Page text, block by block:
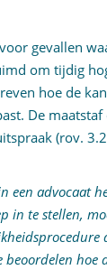
gevallen
om tijdig
hoe de
De
(rov.
een advocaat
in te stellen,
beoordelen hoe